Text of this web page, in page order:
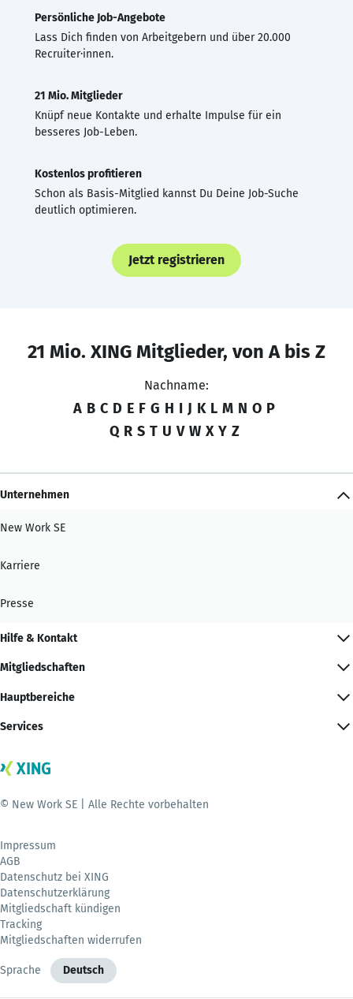
Persönliche Job-Angebote
Lass Dich finden von Arbeitgebern und über 20.000
Recruiter·innen.
21 Mio. Mitglieder
Knüpf neue Kontakte und erhalte Impulse für ein
besseres Job-Leben.
Kostenlos profitieren
Schon als Basis-Mitglied kannst Du Deine Job-Suche
deutlich optimieren.
Jetzt registrieren
21 Mio. XING Mitglieder, von A bis Z
Nachname:
A B C D E F G H I J K L M N O P
Q R S T U V W X Y Z
Unternehmen
New Work SE
Karriere
Presse
Hilfe & Kontakt
Mitgliedschaften
Hauptbereiche
Services
© New Work SE | Alle Rechte vorbehalten
Impressum
AGB
Datenschutz bei XING
Datenschutzerklärung
Mitgliedschaft kündigen
Tracking
Mitgliedschaften widerrufen
Sprache Deutsch